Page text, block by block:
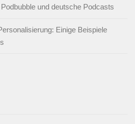
und deutsche Podcasts
Einige Beispiele